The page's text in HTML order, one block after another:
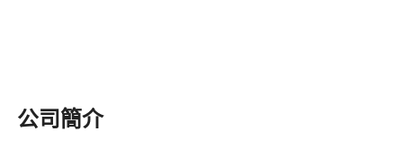
公司簡介